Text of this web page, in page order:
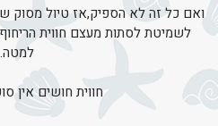
לשמיטת לסתות מעצם חווית
למטה.
חווית חושים אין